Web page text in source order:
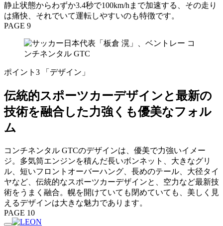
静止状態からわずか3.4秒で100km/hまで加速する、その走り
は痛快、それでいて運転しやすいのも特徴です。
PAGE 9
ポイント3 「デザイン」
伝統的スポーツカーデザインと最新の
技術を融合した力強くも優美なフォル
ム
コンチネンタル GTCのデザインは、優美で力強いイメー
ジ。多気筒エンジンを積んだ長いボンネット、大きなグリ
ル、短いフロントオーバーハング、長めのテール、大径タイ
ヤなど、伝統的なスポーツカーデザインと、空力など最新技
術をうまく融合。幌を開けていても閉めていても、美しく見
えるデザインは大きな魅力であります。
PAGE 10